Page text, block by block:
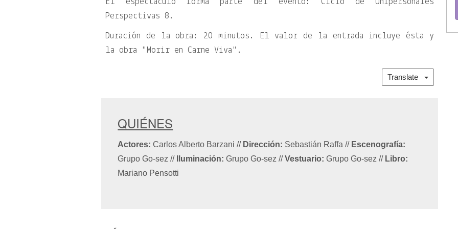
Perspectivas 8.
Duración de la obra: 20 minutos. El valor de la entrada incluye ésta y
la obra
Morir en Carne Viva .
Translate
QUIÉNES
Actores: Carlos Alberto Barzani// Dirección: Sebastián Raffa// Escenografía:
Grupo Go-sez// Iluminación: Grupo Go-sez// Vestuario: Grupo Go-sez// Libro:
Mariano Pensotti